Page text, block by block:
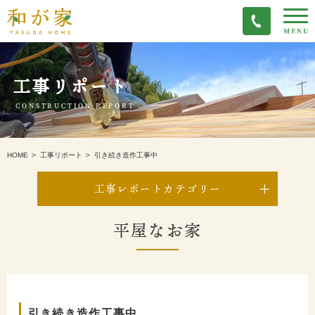
工事リポート
CONSTRUCTION REPORT
HOME 工事リポート 引き続き造作工事中
工事レポートカテゴリー
平屋なお家